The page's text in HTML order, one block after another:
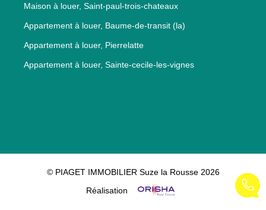
Maison à louer, Saint-paul-trois-chateaux
Appartement à louer, Baume-de-transit (la)
Appartement à louer, Pierrelatte
Appartement à louer, Sainte-cecile-les-vignes
© PIAGET IMMOBILIER Suze la Rousse 2026
Réalisation